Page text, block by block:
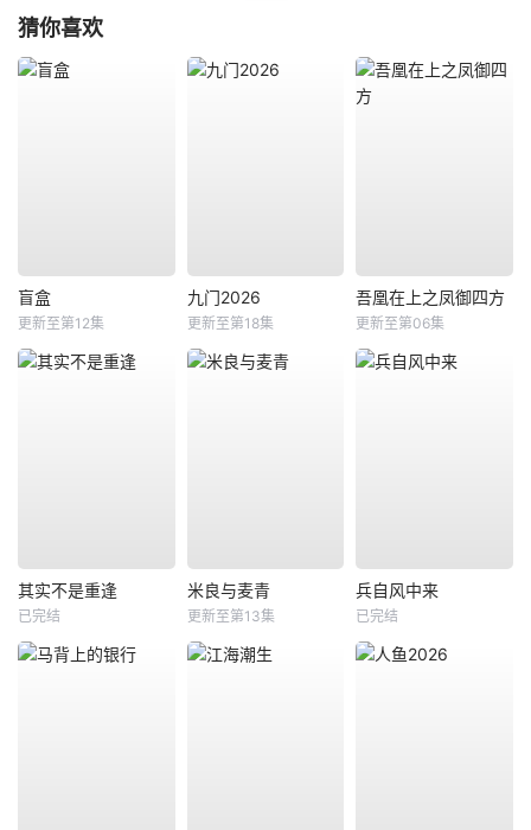
猜你喜欢
盲盒
更新至第12集
九门2026
更新至第18集
吾凰在上之凤御四方
更新至第06集
其实不是重逢
已完结
米良与麦青
更新至第13集
兵自风中来
已完结